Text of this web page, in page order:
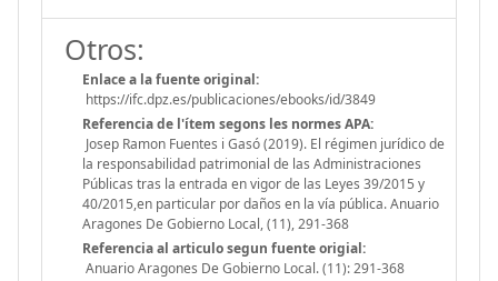
Otros:
Enlace a la fuente original:
https://ifc.dpz.es/publicaciones/ebooks/id/3849
Referencia de l'ítem segons les normes APA:
Josep Ramon Fuentes i Gasó (2019). El régimen jurídico de
la responsabilidad patrimonial de las Administraciones
Públicas tras la entrada en vigor de las Leyes 39/2015 y
40/2015,en particular por daños en la vía pública. Anuario
Aragones De Gobierno Local, (11), 291-368
Referencia al articulo segun fuente origial:
Anuario Aragones De Gobierno Local. (11): 291-368